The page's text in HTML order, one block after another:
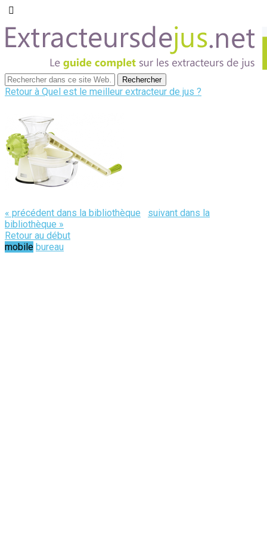
Retour à Quel est le meilleur extracteur de jus ?
« précédent dans la bibliothèque
suivant dans la
bibliothèque »
Retour au début
mobile bureau